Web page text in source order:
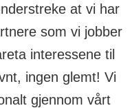
at vi har
som vi jobber
interessene til
ingen glemt! Vi
gjennom vårt